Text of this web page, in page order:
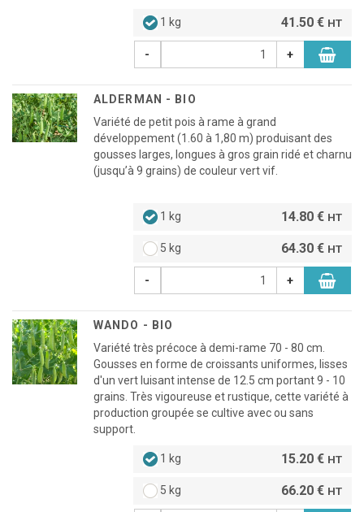
1 kg 41.50 € HT
- +
ALDERMAN - BIO
Variété de petit pois à rame à grand
développement (1.60 à 1,80 m) produisant des
gousses larges, longues à gros grain ridé et charnu
(jusqu’à 9 grains) de couleur vert vif.
1 kg 14.80 € HT
5 kg 64.30 € HT
- +
WANDO - BIO
Variété très précoce à demi-rame 70 - 80 cm.
Gousses en forme de croissants uniformes, lisses
d'un vert luisant intense de 12.5 cm portant 9 - 10
grains. Très vigoureuse et rustique, cette variété à
production groupée se cultive avec ou sans
support.
1 kg 15.20 € HT
5 kg 66.20 € HT